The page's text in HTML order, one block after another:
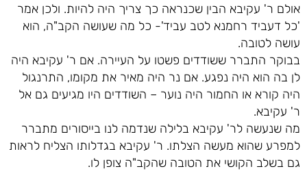
אולם ר' עקיבא הבין שכנראה כך צריך היה להיות. ולכן אמר
'כל דעביד רחמנא לטב עביד'- כל מה שעושה הקב"ה, הוא
עושה לטובה.
בבוקר התברר ששודדים פשטו על העיירה. אם ר' עקיבא היה
לן בה הוא היה נפגע. אם נר היה מאיר את מקומו, התרנגול
היה קורא או החמור היה נוער – השודדים היו מגיעים גם אל
ר' עקיבא.
מה שנעשה לר' עקיבא בלילה שנדמה לנו בייסורים מתברר
למפרע שהוא מעשה הצלתו. ר' עקיבא בגדלותו הצליח לראות
גם בשלב הקושי את הטובה שהקב"ה צופן לו.